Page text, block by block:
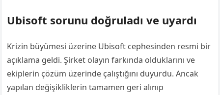
Ubisoft sorunu doğruladı ve uyardı
Krizin büyümesi üzerine Ubisoft cephesinden resmi bir
açıklama geldi. Şirket olayın farkında olduklarını ve
ekiplerin çözüm üzerinde çalıştığını duyurdu. Ancak
yapılan değişikliklerin tamamen geri alınıp